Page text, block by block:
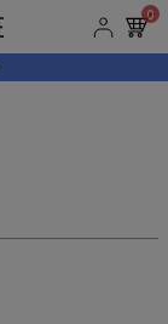
0